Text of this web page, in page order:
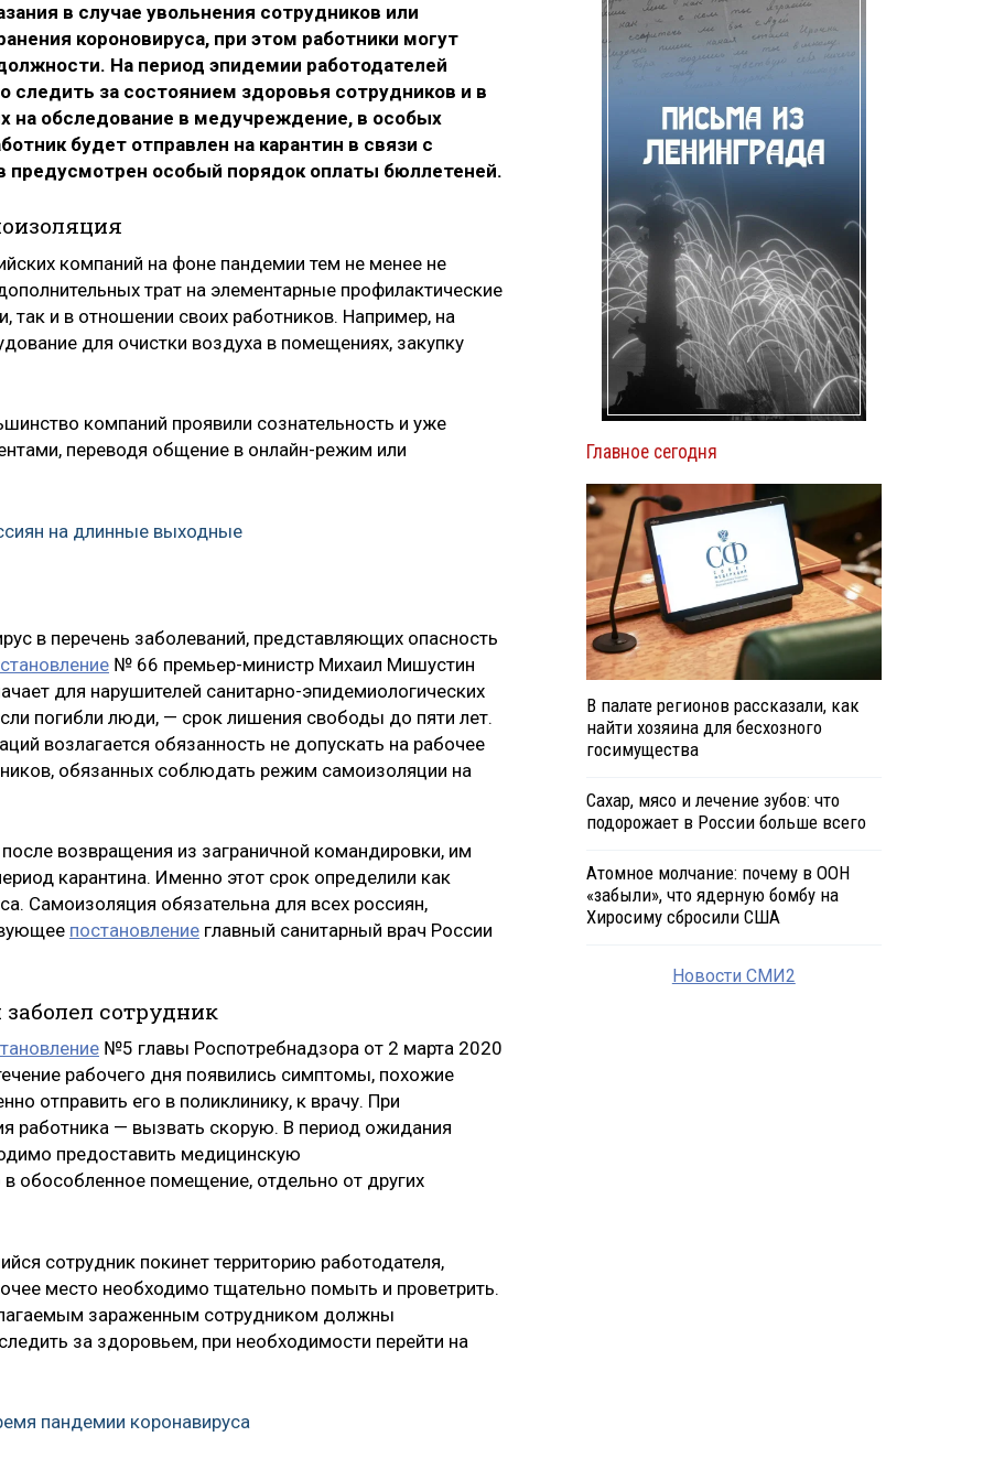
в случае увольнения сотрудников или
короновируса, при этом работники могут
На период эпидемии работодателей
за состоянием здоровья сотрудников и в
на обследование в медучреждение, в особых
будет отправлен на карантин в связи с
предусмотрен особый порядок оплаты бюллетеней.
компаний на фоне пандемии тем не менее не
трат на элементарные профилактические
так и в отношении своих работников. Например, на
для очистки воздуха в помещениях, закупку
компаний проявили сознательность и уже
переводя общение в онлайн-режим или
на длинные выходные
в перечень заболеваний, представляющих опасность
№ 66 премьер-министр Михаил Мишустин
для нарушителей санитарно-эпидемиологических
погибли люди, — срок лишения свободы до пяти лет.
возлагается обязанность не допускать на рабочее
обязанных соблюдать режим самоизоляции на
возвращения из заграничной командировки, им
карантина. Именно этот срок определили как
Самоизоляция обязательна для всех россиян,
постановление главный санитарный врач России
сотрудник
№5 главы Роспотребнадзора от 2 марта 2020
рабочего дня появились симптомы, похожие
отправить его в поликлинику, к врачу. При
работника — вызвать скорую. В период ожидания
предоставить медицинскую
обособленное помещение, отдельно от других
сотрудник покинет территорию работодателя,
место необходимо тщательно помыть и проветрить.
зараженным сотрудником должны
за здоровьем, при необходимости перейти на
пандемии коронавируса
Главное сегодня
В палате регионов рассказали, как
найти хозяина для бесхозного
госимущества
Сахар, мясо и лечение зубов: что
подорожает в России больше всего
Атомное молчание: почему в ООН
«забыли», что ядерную бомбу на
Хиросиму сбросили США
Новости СМИ2